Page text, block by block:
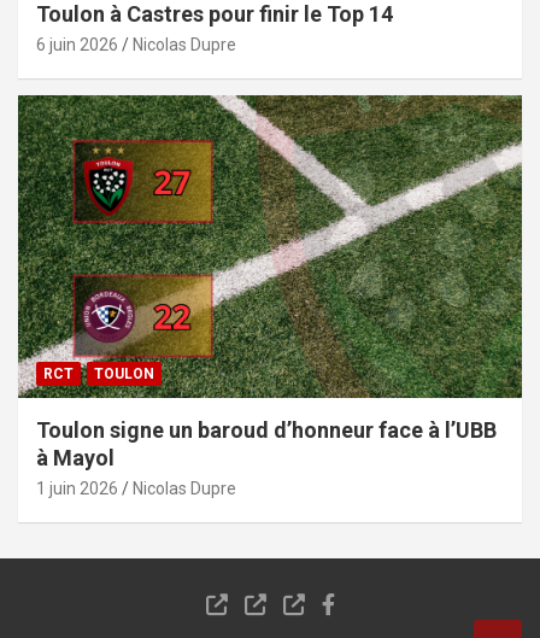
Toulon à Castres pour finir le Top 14
6 juin 2026 Nicolas Dupre
RCT TOULON
Toulon signe un baroud d’honneur face à l’UBB
à Mayol
1 juin 2026 Nicolas Dupre